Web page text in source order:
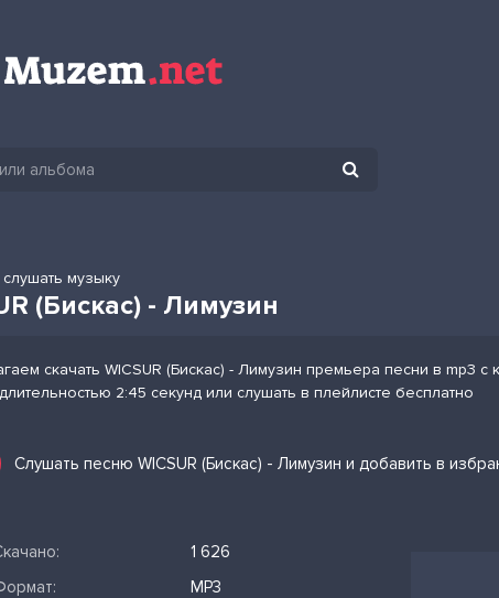
музыку
(Бискас) - Лимузин
скачать WICSUR (Бискас) - Лимузин премьера песни в mp3 с
2:45 секунд или слушать в плейлисте бесплатно
Слушать песню WICSUR (Бискас) - Лимузин и добавить в
1 626
MP3